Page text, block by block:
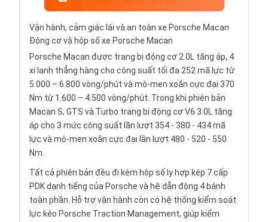
Vận hành, cảm giác lái và an toàn xe Porsche Macan
Động cơ và hộp số xe Porsche Macan
Porsche Macan được trang bị động cơ 2.0L tăng áp, 4
xi lanh thẳng hàng cho công suất tối đa 252 mã lực từ
5.000 – 6.800 vòng/phút và mô-men xoắn cực đại 370
Nm từ 1.600 – 4.500 vòng/phút. Trong khi phiên bản
Macan S, GTS và Turbo trang bị động cơ V6 3.0L tăng
áp cho 3 mức công suất lần lượt 354 - 380 - 434 mã
lực và mô-men xoắn cực đại lần lượt 480 - 520 - 550
Nm.
Tất cả phiên bản đều đi kèm hộp số ly hợp kép 7 cấp
PDK danh tiếng của Porsche và hệ dẫn động 4 bánh
toàn phần. Hỗ trợ vận hành còn có hệ thống kiểm soát
lực kéo Porsche Traction Management, giúp kiểm